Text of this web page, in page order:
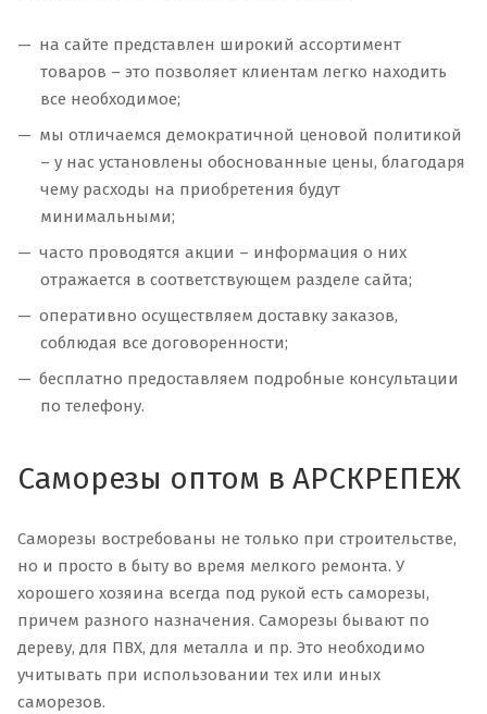
на сайте представлен широкий ассортимент
товаров – это позволяет клиентам легко находить
все необходимое;
мы отличаемся демократичной ценовой политикой
– у нас установлены обоснованные цены, благодаря
чему расходы на приобретения будут
минимальными;
часто проводятся акции – информация о них
отражается в соответствующем разделе сайта;
оперативно осуществляем доставку заказов,
соблюдая все договоренности;
бесплатно предоставляем подробные консультации
по телефону.
Саморезы оптом в АРСКРЕПЕЖ
Саморезы востребованы не только при строительстве,
но и просто в быту во время мелкого ремонта. У
хорошего хозяина всегда под рукой есть саморезы,
причем разного назначения. Саморезы бывают по
дереву, для ПВХ, для металла и пр. Это необходимо
учитывать при использовании тех или иных
саморезов.